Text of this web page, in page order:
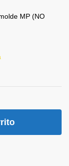
MP (NO